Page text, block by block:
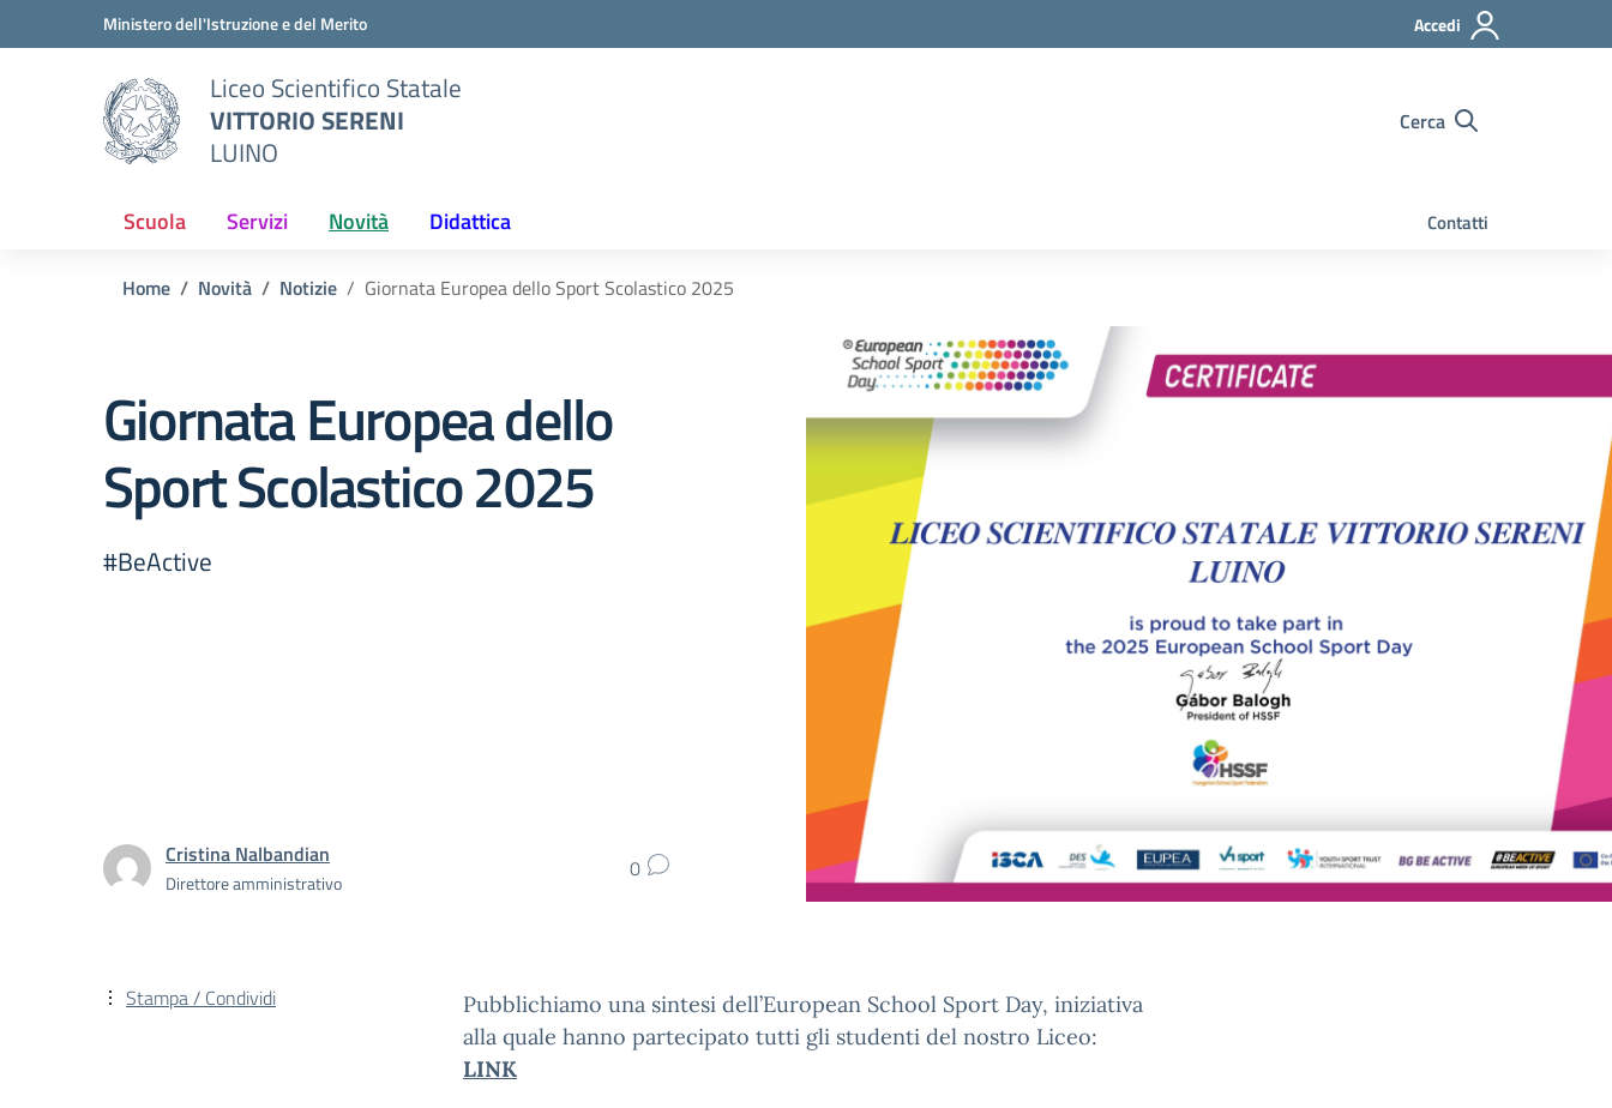
Vai ai contenuti
Vai al menu di navigazioneMinistero dell'Istruzione e del Merito Accedi
Liceo Scientifico Statale
VITTORIO SERENI
LUINO
Cerca
Scuola Servizi Novità Didattica Contatti
Home Novità Notizie Giornata Europea dello Sport Scolastico 2025
Giornata Europea dello
Sport Scolastico 2025
#BeActive
Cristina Nalbandian
Direttore amministrativo 0
Pubblichiamo una sintesi dell’European School Sport Day, iniziativa
alla quale hanno partecipato tutti gli studenti del nostro Liceo:
LINK
Stampa / Condividi